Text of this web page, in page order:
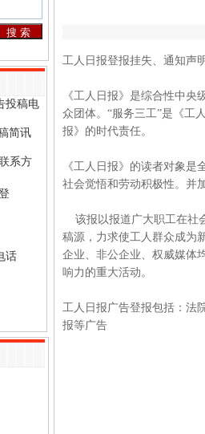
投稿电
简讯
系方
话
工人日报登报挂失、通知声
《工人日报》是综合性中
众团体。“服务三工”是《工
报》的时代责任。
《工人日报》的读者对象
社会觉悟和劳动积极性。
该报以报道广大职工在社
稿源，力求使工人群众成为
企业、非公企业、权威媒体
响力的重大活动。
工人日报广告登报包括：法
报等广告